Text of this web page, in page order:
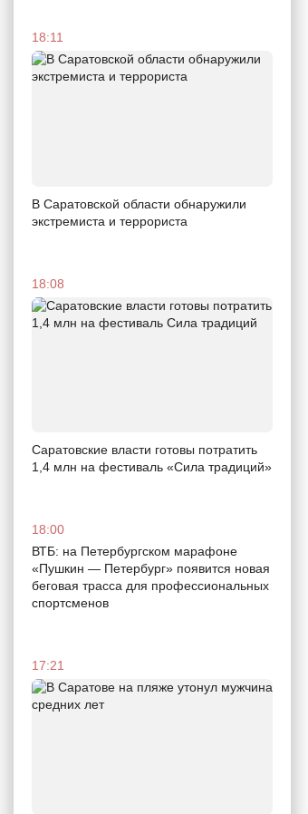
18:11
В Саратовской области обнаружили
экстремиста и террориста
18:08
Саратовские власти готовы потратить
1,4 млн на фестиваль «Сила традиций»
18:00
ВТБ: на Петербургском марафоне
«Пушкин — Петербург» появится новая
беговая трасса для профессиональных
спортсменов
17:21